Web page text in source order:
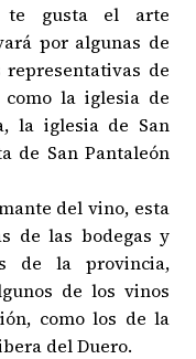
gusta el arte
por algunas de
de
la iglesia de
la iglesia de San
de San Pantaleón
del vino, esta
de las bodegas y
de la provincia,
de los vinos
como los de la
del Duero.